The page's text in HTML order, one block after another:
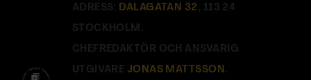
ADRESS: DALAGATAN 32 , 113 24
STOCKHOLM.
CHEFREDAKTÖR OCH ANSVARIG
UTGIVARE JONAS MATTSSON.